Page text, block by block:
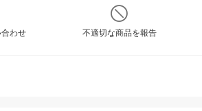
わせ 不適切な商品を報告